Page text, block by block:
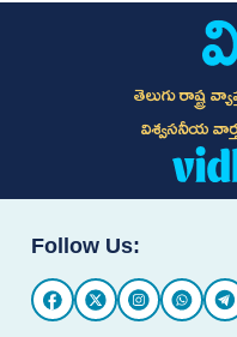
తెలుగు రాష్ట్ర
విశ్వసనీయ
Follow Us: